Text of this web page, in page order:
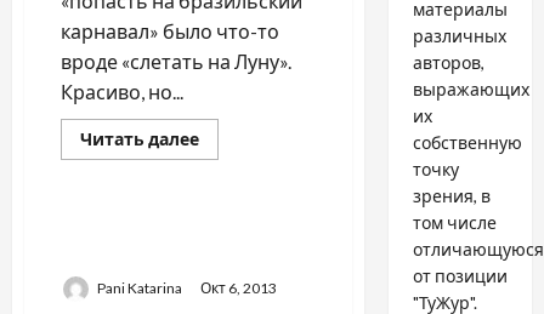
карнавал» было что-то
вроде «слетать на Луну».
Красиво, но...
Читать далееПрочитать
больше
Латинская Америка
Pani Katarina Окт 6, 2013
материалы
различных
авторов,
выражающих
их
собственную
точку
зрения, в
том числе
отличающуюся
от позиции
"ТуЖур".